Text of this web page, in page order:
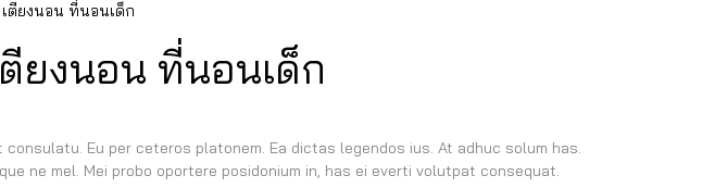
เตียงนอน ที่นอนเด็ก
ตียงนอน ที่นอนเด็ก
Eu per ceteros platonem. Ea dictas legendos ius. At adhuc solum has.
ne mel. Mei probo oportere posidonium in, has ei everti volutpat consequat.